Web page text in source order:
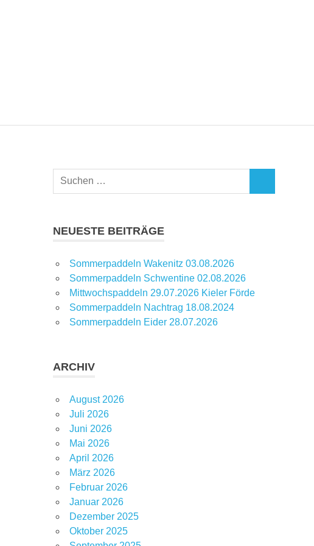
Suchen
NEUESTE BEITRÄGE
Sommerpaddeln Wakenitz 03.08.2026
Sommerpaddeln Schwentine 02.08.2026
Mittwochspaddeln 29.07.2026 Kieler Förde
Sommerpaddeln Nachtrag 18.08.2024
Sommerpaddeln Eider 28.07.2026
ARCHIV
August 2026
Juli 2026
Juni 2026
Mai 2026
April 2026
März 2026
Februar 2026
Januar 2026
Dezember 2025
Oktober 2025